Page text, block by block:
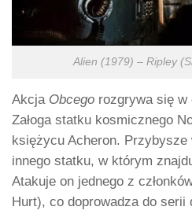
Alien (1979) – Ripley
Akcja Obcego rozgrywa się w
Załoga statku kosmicznego
księżycu Acheron.
innego statku, w którym
Atakuje on jednego z
Hurt), co doprowadza do serii